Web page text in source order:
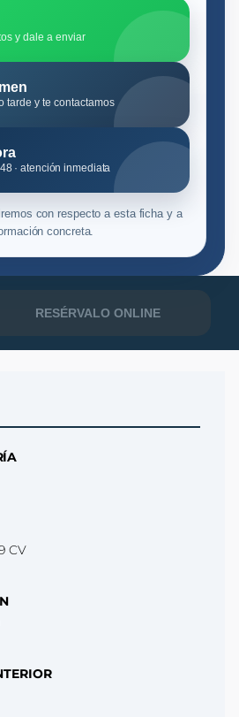
y dale a enviar
tarde y te contactamos
· atención inmediata
con respecto a esta ficha y a
concreta.
RESÉRVALO ONLINE
CV